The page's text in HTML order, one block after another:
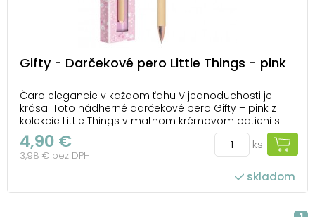
Gifty - Darčekové pero Little Things - pink
Čaro elegancie v každom ťahu V jednoduchosti je
krása! Toto nádherné darčekové pero Gifty – pink z
kolekcie Little Things v matnom krémovom odtieni s
jemnými kovovými detailmi v odtieni rose gold
prináša nielen pohodlné písanie, ale aj nádych luxusu.
Elegantné balenie v romantickej ružovej kra...
4,90 €
3,98 € bez DPH
ks
skladom